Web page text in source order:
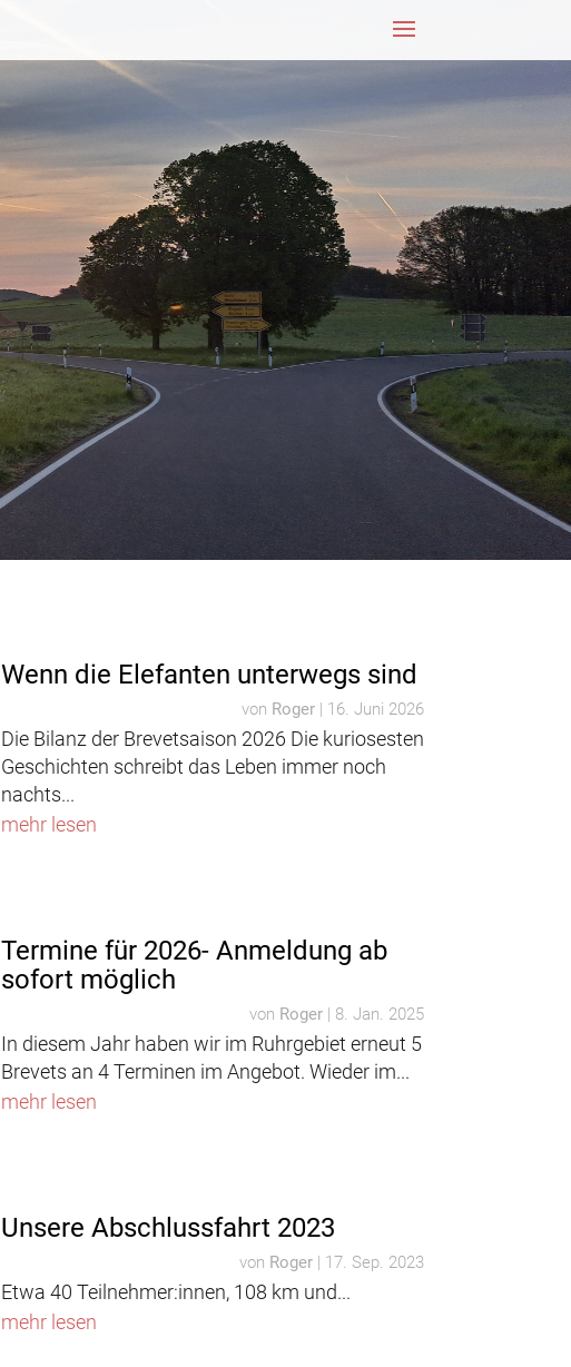
Wenn die Elefanten unterwegs sind
von Roger| 16. Juni 2026
Die Bilanz der Brevetsaison 2026 Die kuriosesten
Geschichten schreibt das Leben immer noch
nachts...
mehr lesen
Termine für 2026- Anmeldung ab
sofort möglich
von Roger| 8. Jan. 2025
In diesem Jahr haben wir im Ruhrgebiet erneut 5
Brevets an 4 Terminen im Angebot. Wieder im...
mehr lesen
Unsere Abschlussfahrt 2023
von Roger| 17. Sep. 2023
Etwa 40 Teilnehmer:innen, 108 km und...
mehr lesen